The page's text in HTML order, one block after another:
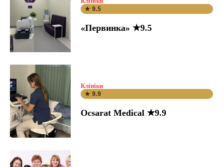
★ 9.5
«Первинка» ★9.5
Клініки
★ 9.9
Ocsarat Medical ★9.9